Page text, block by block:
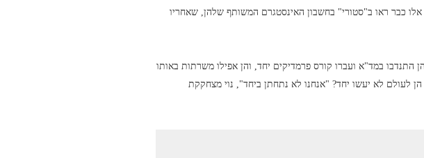
כבר ראו ב"סטורי" בחשבון האינסטגרם המשותף שלהן, שאחריו
במד"א ועברו קורס פרמדיקים יחד, והן אפילו משרתות באותו
הן לעולם לא יעשו יחד? "אנחנו לא נתחתן ביחד", נוי מצחקקת